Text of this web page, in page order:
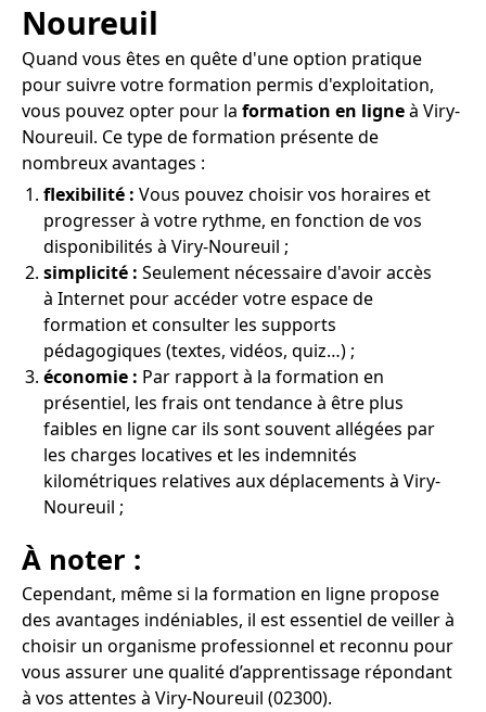
Noureuil
Quand vous êtes en quête d'une option pratique
pour suivre votre formation permis d'exploitation,
vous pouvez opter pour la formation en ligneà Viry-
Noureuil. Ce type de formation présente de
nombreux avantages :
flexibilité : Vous pouvez choisir vos horaires et
progresser à votre rythme, en fonction de vos
disponibilités à Viry-Noureuil ;
simplicité : Seulement nécessaire d'avoir accès
à Internet pour accéder votre espace de
formation et consulter les supports
pédagogiques (textes, vidéos, quiz…) ;
économie : Par rapport à la formation en
présentiel, les frais ont tendance à être plus
faibles en ligne car ils sont souvent allégées par
les charges locatives et les indemnités
kilométriques relatives aux déplacements à Viry-
Noureuil ;
À noter :
Cependant, même si la formation en ligne propose
des avantages indéniables, il est essentiel de veiller à
choisir un organisme professionnel et reconnu pour
vous assurer une qualité d’apprentissage répondant
à vos attentes à Viry-Noureuil (02300).